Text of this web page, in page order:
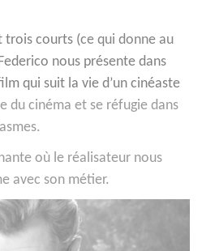
trois courts (ce qui donne au
nous présente dans
qui suit la vie d’un cinéaste
du cinéma et se réfugie dans
où le réalisateur nous
avec son métier.